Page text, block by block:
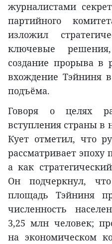
журналистами
партийного
изложил
ключевые
создание прорыва в
вхождение Тэйниня
подъёма.
Говоря о целях
вступления страны в
Кует отметил, что
рассматривает эпоху
а как
Он подчеркнул,
площадь Тэйниня
численность
3,25 млн человек;
на экономическом